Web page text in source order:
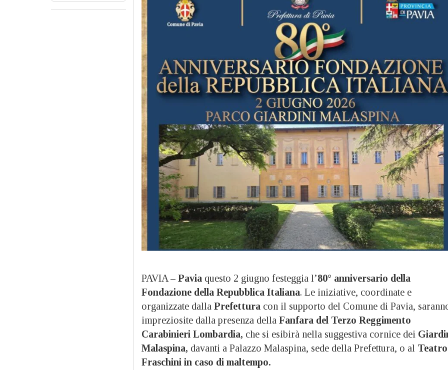
PAVIA – Pavia questo 2 giugno festeggia l’80° anniversario della
Fondazione della Repubblica Italiana. Le iniziative, coordinate e
organizzate dalla Prefettura con il supporto del Comune di Pavia,
impreziosite dalla presenza della Fanfara del Terzo Reggimento
Carabinieri Lombardia, che si esibirà nella suggestiva cornice dei
Malaspina, davanti a Palazzo Malaspina, sede della Prefettura, o al Teatro
Fraschini in caso di maltempo.